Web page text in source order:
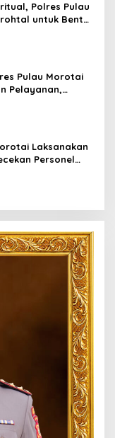
Polres Pulau
untuk Bentuk
Pulau Morotai
Pelayanan,
Laksanakan
Personel
Fungsi